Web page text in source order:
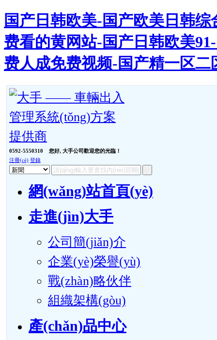
国产日韩欧美-国产欧美日韩
费看的黄网站-国产日韩欧美
费人成免费视频-国产精一区
0592-5550310 您好, 大手公司歡迎您的光臨！
注冊(cè) 登錄
網(wǎng)站首頁(yè)
走進(jìn)大手
公司簡(jiǎn)介
企業(yè)榮譽(yù)
戰(zhàn)略伙伴
組織架構(gòu)
產(chǎn)品中心